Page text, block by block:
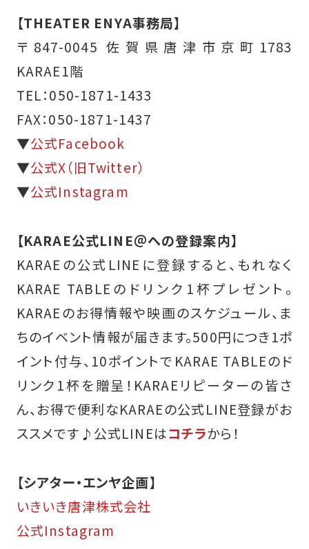
【THEATER ENYA事務局】
〒847-0045 佐賀県唐津市京町1783
KARAE1階
TEL：050-1871-1433
FAX：050-1871-1437
▼公式Facebook
▼公式X（旧Twitter）
▼公式Instagram
【KARAE公式LINE＠への登録案内】
KARAEの公式LINEに登録すると、もれなく
KARAE TABLEのドリンク1杯プレゼント。
KARAEのお得情報や映画のスケジュール、ま
ちのイベント情報が届きます。500円につき1ポ
イント付与、10ポイントでKARAE TABLEのド
リンク1杯を贈呈！KARAEリピーターの皆さ
ん、お得で便利なKARAEの公式LINE登録がお
ススメです♪ 公式LINEはコチラから！
【シアター・エンヤ企画】
いきいき唐津株式会社
公式Instagram